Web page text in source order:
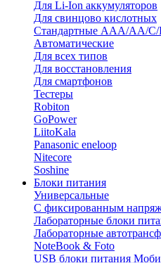
Для Li-Ion аккумуляторов
Для свинцово кислотных
Стандартные ААА/АА/С/
Автоматические
Для всех типов
Для восстановления
Для смартфонов
Тестеры
Robiton
GoPower
LiitoKala
Panasonic eneloop
Nitecore
Soshine
Блоки питания
Универсальные
C фиксированным
Лабораторные блоки
Лабораторные
NoteBook & Foto
USB блоки питания